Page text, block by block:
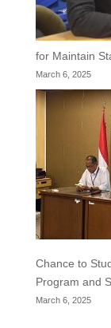
for Maintain
March 6, 2025
Chance to
Program and
March 6, 2025